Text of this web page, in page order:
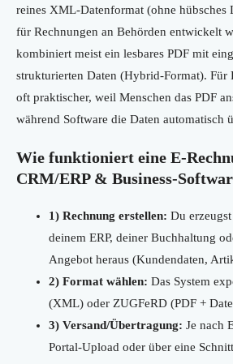
reines XML-Datenformat (ohne hübsches
für Rechnungen an Behörden entwickelt
kombiniert meist ein lesbares PDF mit
strukturierten Daten (Hybrid-Format). Für
oft praktischer, weil Menschen das PDF
während Software die Daten automatisch
Wie funktioniert eine
CRM/ERP & Business-
1) Rechnung erstellen: Du
deinem ERP, deiner Buchhaltung
Angebot heraus (Kundendaten,
2) Format wählen: Das System
(XML) oder ZUGFeRD (PDF +
3) Versand/Übertragung: Je nach
Portal-Upload oder über eine